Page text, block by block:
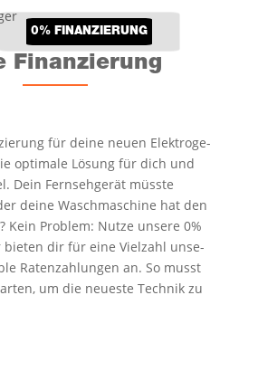
0% FINAN­ZIE­RUNG
Finanzierung
für dei­ne neu­en Elek­tro­ge­
opti­ma­le Lösung für dich und
Dein Fern­seh­ge­rät müss­te
dei­ne Wasch­ma­schi­ne hat den
Kein Pro­blem: Nut­ze unse­re 0%
bie­ten dir für eine Viel­zahl unse­
Raten­zah­lun­gen an. So musst
um die neu­es­te Tech­nik zu